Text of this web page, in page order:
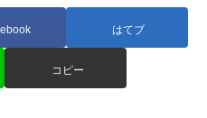
はてブ
コピー